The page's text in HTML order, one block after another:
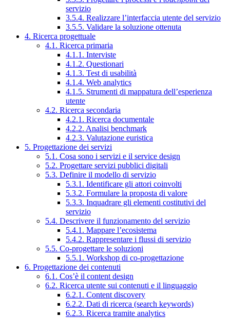
servizio
3.5.4. Realizzare l’interfaccia utente del servizio
3.5.5. Validare la soluzione ottenuta
4. Ricerca progettuale
4.1. Ricerca primaria
4.1.1. Interviste
4.1.2. Questionari
4.1.3. Test di usabilità
4.1.4. Web analytics
4.1.5. Strumenti di mappatura dell’esperienza
utente
4.2. Ricerca secondaria
4.2.1. Ricerca documentale
4.2.2. Analisi benchmark
4.2.3. Valutazione euristica
5. Progettazione dei servizi
5.1. Cosa sono i servizi e il service design
5.2. Progettare servizi pubblici digitali
5.3. Definire il modello di servizio
5.3.1. Identificare gli attori coinvolti
5.3.2. Formulare la proposta di valore
5.3.3. Inquadrare gli elementi costitutivi del
servizio
5.4. Descrivere il funzionamento del servizio
5.4.1. Mappare l’ecosistema
5.4.2. Rappresentare i flussi di servizio
5.5. Co-progettare le soluzioni
5.5.1. Workshop di co-progettazione
6. Progettazione dei contenuti
6.1. Cos’è il content design
6.2. Ricerca utente sui contenuti e il linguaggio
6.2.1. Content discovery
6.2.2. Dati di ricerca (search keywords)
6.2.3. Ricerca tramite analytics